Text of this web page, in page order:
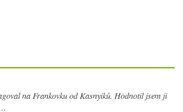
na Frankovku od Kasnyiků. Hodnotil jsem ji